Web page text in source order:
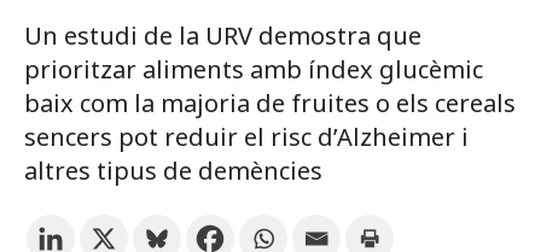
Prova la cerca avançada
Subscriu-te als butlletins de la URV
CATALÀ ESPAÑOL ENGLISH
Un estudi de la URV demostra que
prioritzar aliments amb índex glucèmic
baix com la majoria de fruites o els cereals
sencers pot reduir el risc d’Alzheimer i
altres tipus de demències